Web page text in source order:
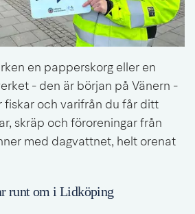
en papperskorg eller en
- den är början på Vänern -
fiskar och varifrån du får ditt
skräp och föroreningar från
med dagvattnet, helt orenat
runt om i Lidköping